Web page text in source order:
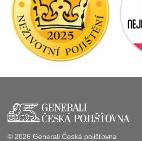
© 2026 Generali Česká pojišťovna